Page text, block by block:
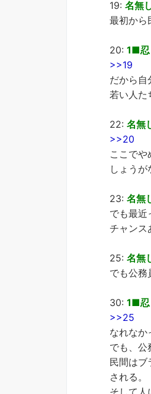
19: 名無
最初から
20: 1■忍
>>19
だから自
若い人た
22: 名無
>>20
ここでや
しょうが
23: 名無
でも最近
チャンス
25: 名無
でも公務
30: 1■忍
>>25
なれなか
でも、公
民間はブ
される。
そして人